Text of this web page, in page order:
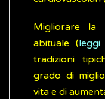
Migliorare la
abituale (
tradizioni
grado di
vita e di